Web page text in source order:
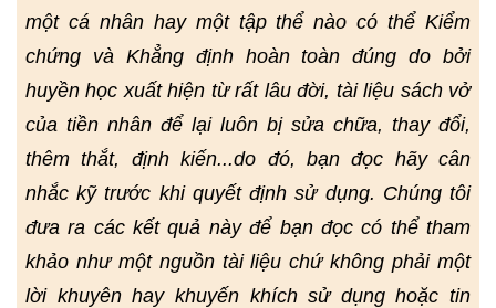
một cá nhân hay một tập thể nào có thể Kiểm
chứng và Khẳng định hoàn toàn đúng do bởi
huyền học xuất hiện từ rất lâu đời, tài liệu sách vở
của tiền nhân để lại luôn bị sửa chữa, thay đổi,
thêm thắt, định kiến...do đó, bạn đọc hãy cân
nhắc kỹ trước khi quyết định sử dụng. Chúng tôi
đưa ra các kết quả này để bạn đọc có thể tham
khảo như một nguồn tài liệu chứ không phải một
lời khuyên hay khuyến khích sử dụng hoặc tin